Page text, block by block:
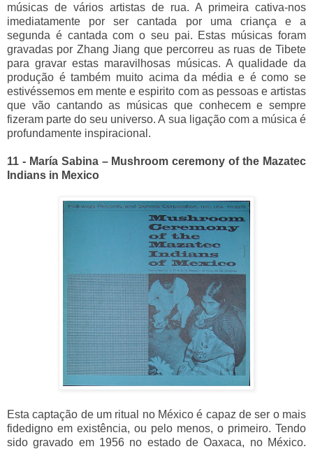
músicas de vários artistas de rua. A primeira cativa-nos
imediatamente por ser cantada por uma criança e a
segunda é cantada com o seu pai. Estas músicas foram
gravadas por Zhang Jiang que percorreu as ruas de Tibete
para gravar estas maravilhosas músicas. A qualidade da
produção é também muito acima da média e é como se
estivéssemos em mente e espirito com as pessoas e artistas
que vão cantando as músicas que conhecem e sempre
fizeram parte do seu universo. A sua ligação com a música é
profundamente inspiracional.
11 - María Sabina – Mushroom ceremony of the Mazatec
Indians in Mexico
Esta captação de um ritual no México é capaz de ser o mais
fidedigno em existência, ou pelo menos, o primeiro. Tendo
sido gravado em 1956 no estado de Oaxaca, no México.